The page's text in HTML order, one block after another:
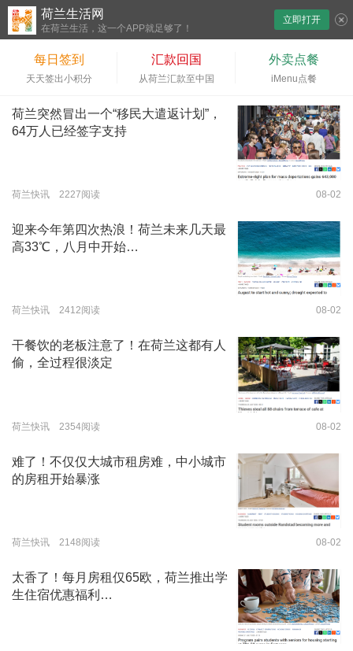
荷兰生活网
在荷兰生活，这一个APP就足够了！
立即打开
每日签到
天天签出小积分
汇款回国
从荷兰汇款至中国
外卖点餐
iMenu点餐
荷兰突然冒出一个“移民大遣返计划”，
64万人已经签字支持
荷兰快讯 2227阅读 08-02
迎来今年第四次热浪！荷兰未来几天最
高33℃，八月中开始…
荷兰快讯 2412阅读 08-02
干餐饮的老板注意了！在荷兰这都有人
偷，全过程很淡定
荷兰快讯 2354阅读 08-02
难了！不仅仅大城市租房难，中小城市
的房租开始暴涨
荷兰快讯 2148阅读 08-02
太香了！每月房租仅65欧，荷兰推出学
生住宿优惠福利…